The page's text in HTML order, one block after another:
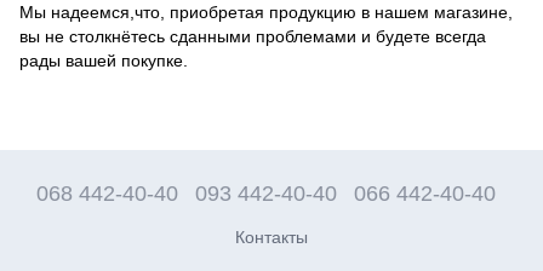
Мы надеемся,что, приобретая продукцию в нашем магазине,
вы не столкнётесь сданными проблемами и будете всегда
рады вашей покупке.
068 442-40-40 093 442-40-40 066 442-40-40
Контакты